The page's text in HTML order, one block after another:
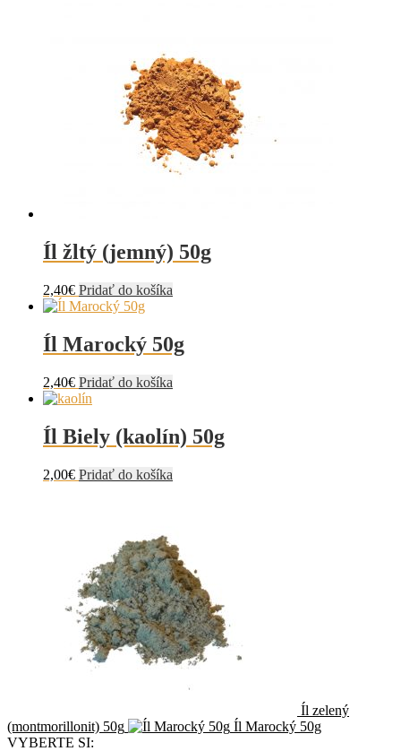
Íl žltý (jemný) 50g
2,40€ Pridať do košíka
Íl Marocký 50g
2,40€ Pridať do košíka
Íl Biely (kaolín) 50g
2,00€ Pridať do košíka
Íl zelený
(montmorillonit) 50g
Íl Marocký 50g
VYBERTE SI: